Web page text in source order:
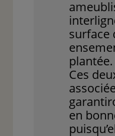
surface
plantée.
Ces
en